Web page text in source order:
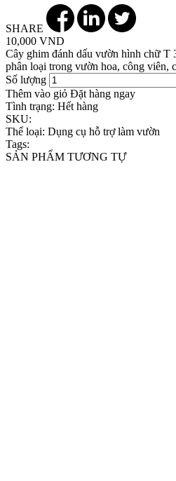
SHARE
10,000 VND
Cây ghim đánh dấu vườn hình chữ T
phân loại trong vườn hoa, công viên,
Số lượng
Thêm vào giỏ Đặt hàng ngay
Tình trạng: Hết hàng
SKU:
Thể loại: Dụng cụ hỗ trợ làm vườn
Tags:
SẢN PHẨM TƯƠNG TỰ